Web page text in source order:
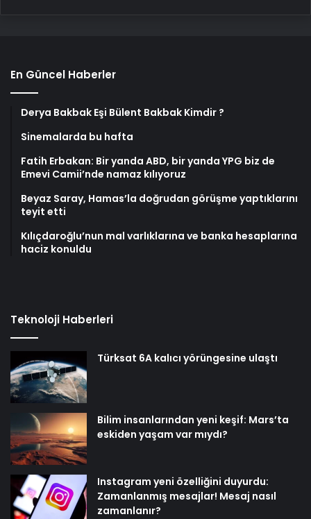
En Güncel Haberler
Derya Bakbak Eşi Bülent Bakbak Kimdir ?
Sinemalarda bu hafta
Fatih Erbakan: Bir yanda ABD, bir yanda YPG biz de
Emevi Camii’nde namaz kılıyoruz
Beyaz Saray, Hamas’la doğrudan görüşme yaptıklarını
teyit etti
Kılıçdaroğlu’nun mal varlıklarına ve banka hesaplarına
haciz konuldu
Teknoloji Haberleri
Türksat 6A kalıcı yörüngesine ulaştı
Bilim insanlarından yeni keşif: Mars’ta
eskiden yaşam var mıydı?
Instagram yeni özelliğini duyurdu:
Zamanlanmış mesajlar! Mesaj nasıl
zamanlanır?